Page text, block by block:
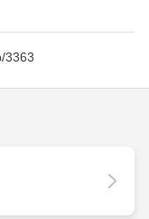
3363